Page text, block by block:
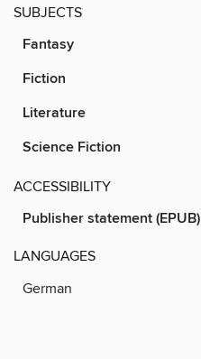
SUBJECTS
Fantasy
Fiction
Literature
Science Fiction
ACCESSIBILITY
Publisher statement (EPUB)
LANGUAGES
German